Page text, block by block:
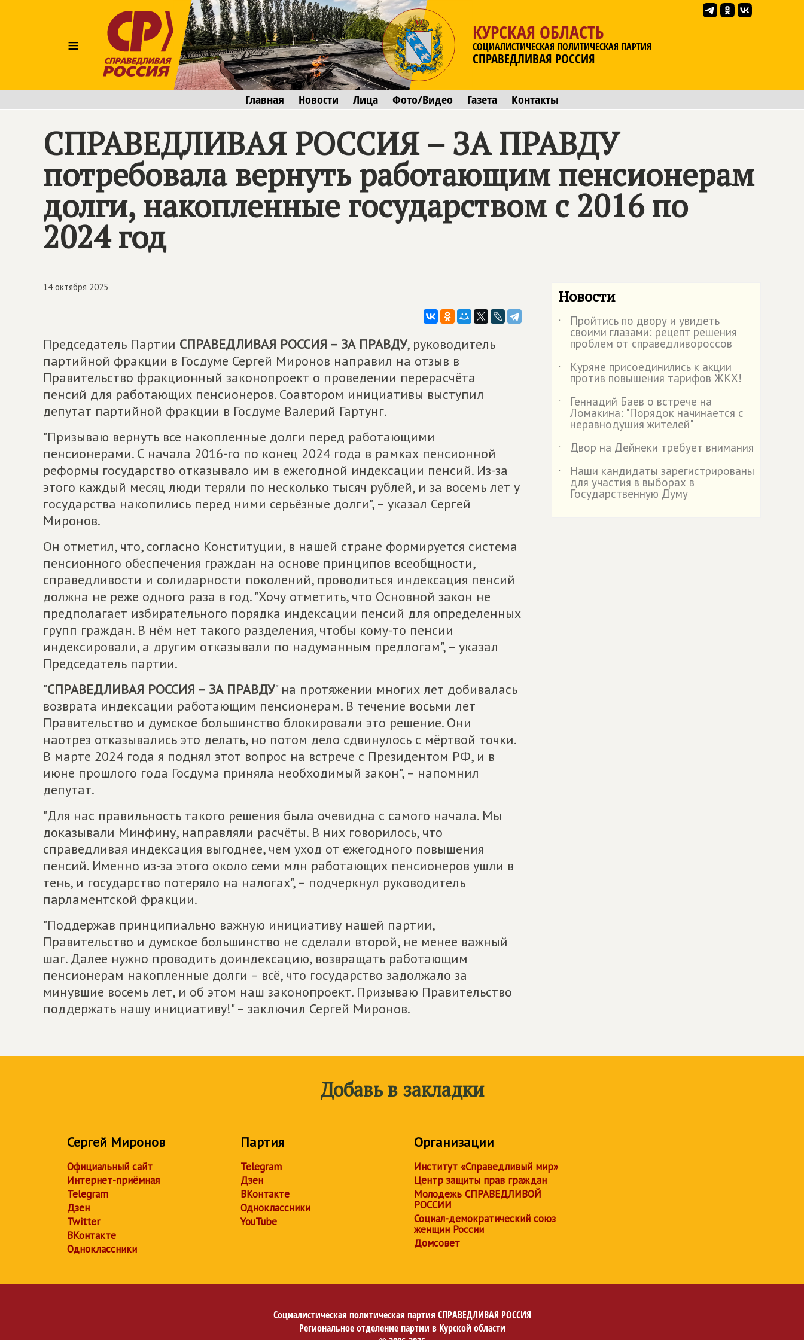
≡
КУРСКАЯ ОБЛАСТЬ
СОЦИАЛИСТИЧЕСКАЯ ПОЛИТИЧЕСКАЯ ПАРТИЯ
СПРАВЕДЛИВАЯ РОССИЯ
Главная Новости Лица Фото/Видео Газета Контакты
СПРАВЕДЛИВАЯ РОССИЯ – ЗА ПРАВДУ
потребовала вернуть работающим пенсионерам
долги, накопленные государством с 2016 по
2024 год
14 октября 2025
Председатель Партии СПРАВЕДЛИВАЯ РОССИЯ – ЗА ПРАВДУ, руководитель
партийной фракции в Госдуме Сергей Миронов направил на отзыв в
Правительство фракционный законопроект о проведении перерасчёта
пенсий для работающих пенсионеров. Соавтором инициативы выступил
депутат партийной фракции в Госдуме Валерий Гартунг.
"Призываю вернуть все накопленные долги перед работающими
пенсионерами. С начала 2016-го по конец 2024 года в рамках пенсионной
реформы государство отказывало им в ежегодной индексации пенсий. Из-за
этого каждый месяц люди теряли по несколько тысяч рублей, и за восемь лет у
государства накопились перед ними серьёзные долги", – указал Сергей
Миронов.
Он отметил, что, согласно Конституции, в нашей стране формируется система
пенсионного обеспечения граждан на основе принципов всеобщности,
справедливости и солидарности поколений, проводиться индексация пенсий
должна не реже одного раза в год. "Хочу отметить, что Основной закон не
предполагает избирательного порядка индексации пенсий для определенных
групп граждан. В нём нет такого разделения, чтобы кому-то пенсии
индексировали, а другим отказывали по надуманным предлогам", – указал
Председатель партии.
"СПРАВЕДЛИВАЯ РОССИЯ – ЗА ПРАВДУ" на протяжении многих лет добивалась
возврата индексации работающим пенсионерам. В течение восьми лет
Правительство и думское большинство блокировали это решение. Они
наотрез отказывались это делать, но потом дело сдвинулось с мёртвой точки.
В марте 2024 года я поднял этот вопрос на встрече с Президентом РФ, и в
июне прошлого года Госдума приняла необходимый закон", – напомнил
депутат.
"Для нас правильность такого решения была очевидна с самого начала. Мы
доказывали Минфину, направляли расчёты. В них говорилось, что
справедливая индексация выгоднее, чем уход от ежегодного повышения
пенсий. Именно из-за этого около семи млн работающих пенсионеров ушли в
тень, и государство потеряло на налогах", – подчеркнул руководитель
парламентской фракции.
"Поддержав принципиально важную инициативу нашей партии,
Правительство и думское большинство не сделали второй, не менее важный
шаг. Далее нужно проводить доиндексацию, возвращать работающим
пенсионерам накопленные долги – всё, что государство задолжало за
минувшие восемь лет, и об этом наш законопроект. Призываю Правительство
поддержать нашу инициативу!" – заключил Сергей Миронов.
Новости
˙ Пройтись по двору и увидеть
своими глазами: рецепт решения
проблем от справедливороссов
˙
Куряне присоединились к акции
против повышения тарифов ЖКХ!
˙
Геннадий Баев о встрече на
Ломакина: "Порядок начинается с
неравнодушия жителей"
˙
Двор на Дейнеки требует внимания
˙
Наши кандидаты зарегистрированы
для участия в выборах в
Государственную Думу
Добавь в закладки
Сергей Миронов
Официальный сайт
Интернет-приёмная
Telegram
Дзен
Twitter
ВКонтакте
Одноклассники
Партия
Telegram
Дзен
ВКонтакте
Одноклассники
YouTube
Организации
Институт «Справедливый мир»
Центр защиты прав граждан
Молодежь СПРАВЕДЛИВОЙ
РОССИИ
Социал-демократический союз
женщин России
Домсовет
Социалистическая политическая партия СПРАВЕДЛИВАЯ РОССИЯ
Региональное отделение партии в Курской области